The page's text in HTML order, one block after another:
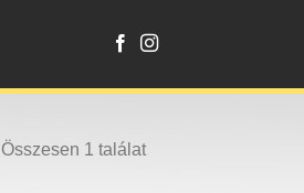
Összesen 1 találat